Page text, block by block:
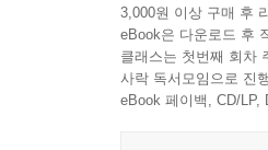
아이가 반찬 투정할
만개의 레시피가 모
3,000원 이상 구매 후
eBook은 다운로드 후
클래스는 첫번째 회차
사락 독서모임으로 진
eBook 페이백, CD/